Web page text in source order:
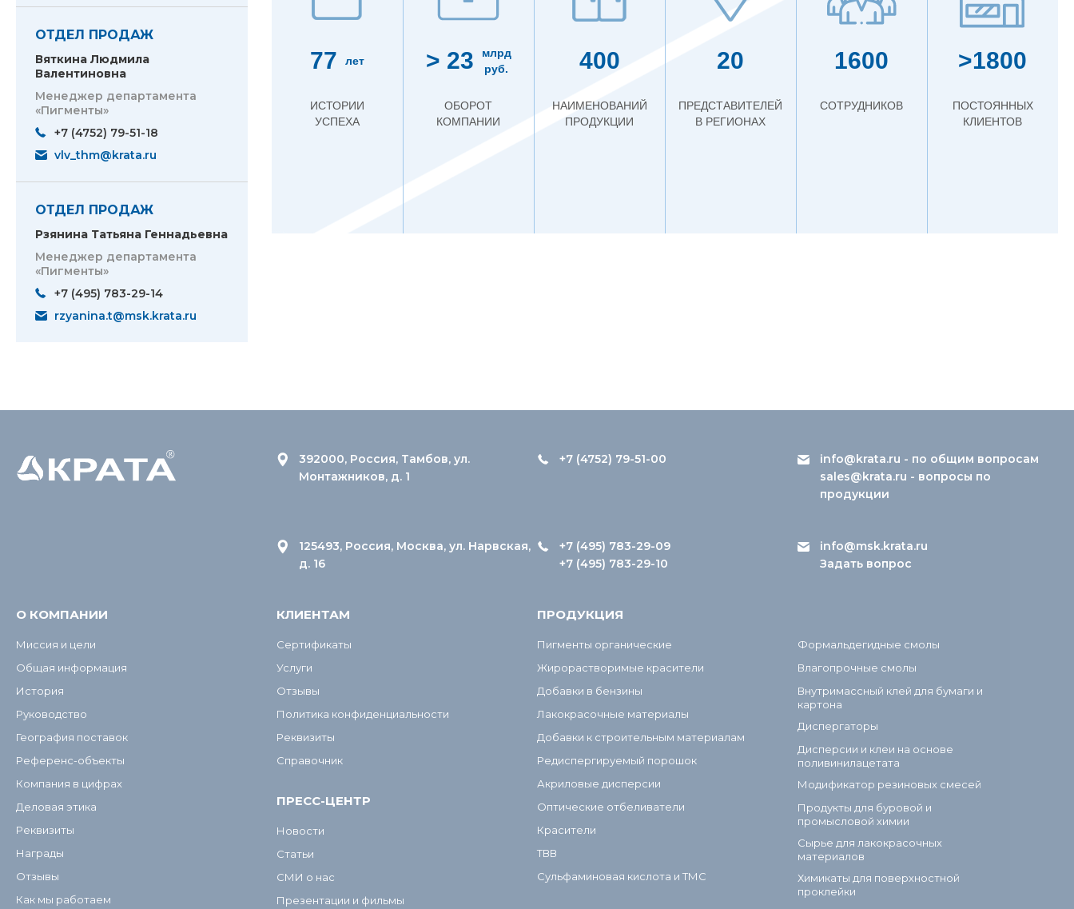
ОТДЕЛ ПРОДАЖ
Вяткина Людмила
Валентиновна
Менеджер департамента
«Пигменты»
+7 (4752) 79-51-18
vlv_thm@krata.ru
ОТДЕЛ ПРОДАЖ
Рзянина Татьяна Геннадьевна
Менеджер департамента
«Пигменты»
+7 (495) 783-29-14
rzyanina.t@msk.krata.ru
77 лет
ИСТОРИИ
УСПЕХА
> 23
млрд
руб.
ОБОРОТ
КОМПАНИИ
400
НАИМЕНОВАНИЙ
ПРОДУКЦИИ
20
ПРЕДСТАВИТЕЛЕЙ
В РЕГИОНАХ
1600
СОТРУДНИКОВ
>1800
ПОСТОЯННЫХ
КЛИЕНТОВ
392000, Россия, Тамбов, ул.
Монтажников, д. 1
+7 (4752) 79-51-00 info@krata.ru - по общим вопросам
sales@krata.ru - вопросы по
продукции
125493, Россия, Москва, ул. Нарвская,
д. 16
+7 (495) 783-29-09
+7 (495) 783-29-10
info@msk.krata.ru
Задать вопрос
О КОМПАНИИ
Миссия и цели
Общая информация
История
Руководство
География поставок
Референс-объекты
Компания в цифрах
Деловая этика
Реквизиты
Награды
Отзывы
Как мы работаем
КЛИЕНТАМ
Сертификаты
Услуги
Отзывы
Политика конфиденциальности
Реквизиты
Справочник
ПРЕСС-ЦЕНТР
Новости
Статьи
СМИ о нас
Презентации и фильмы
ПРОДУКЦИЯ
Пигменты органические
Жирорастворимые красители
Добавки в бензины
Лакокрасочные материалы
Добавки к строительным материалам
Редиспергируемый порошок
Акриловые дисперсии
Оптические отбеливатели
Красители
ТВВ
Сульфаминовая кислота и ТМС
Формальдегидные смолы
Влагопрочные смолы
Внутримассный клей для бумаги и
картона
Диспергаторы
Дисперсии и клеи на основе
поливинилацетата
Модификатор резиновых смесей
Продукты для буровой и
промысловой химии
Сырье для лакокрасочных
материалов
Химикаты для поверхностной
проклейки